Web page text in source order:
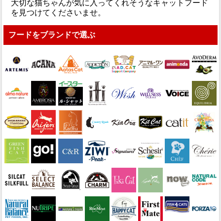
大切な猫ちゃんが気に入ってくれそうなキャットフード
を見つけてくださいませ。
フードをブランドで選ぶ